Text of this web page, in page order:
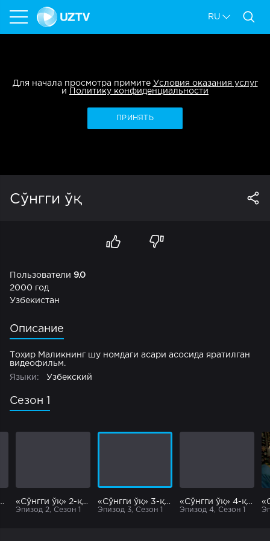
RU
Для начала просмотра примите Условия оказания услуг
и
Политику конфиденциальности
ПРИНЯТЬ
Сўнгги ўқ
Пользователи 9.0
2000 год
Узбекистан
Описание
Тоҳир Маликнинг шу номдаги асари асосида яратилган
видеофильм.
Языки:
Узбекский
Сезон 1
1-қисм «Сўнгги ўқ» 2-қисм
Эпизод 2, Сезон 1
«Сўнгги ўқ» 3-қисм
Эпизод 3, Сезон 1
«Сўнгги ўқ» 4-қисм
Эпизод 4, Сезон 1